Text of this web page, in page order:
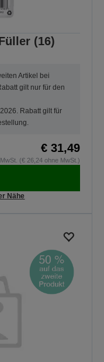
(16)
Artikel bei
gilt nur für den
Rabatt gilt für
€ 31,49
(€ 26,24 ohne MwSt.)
Nähe